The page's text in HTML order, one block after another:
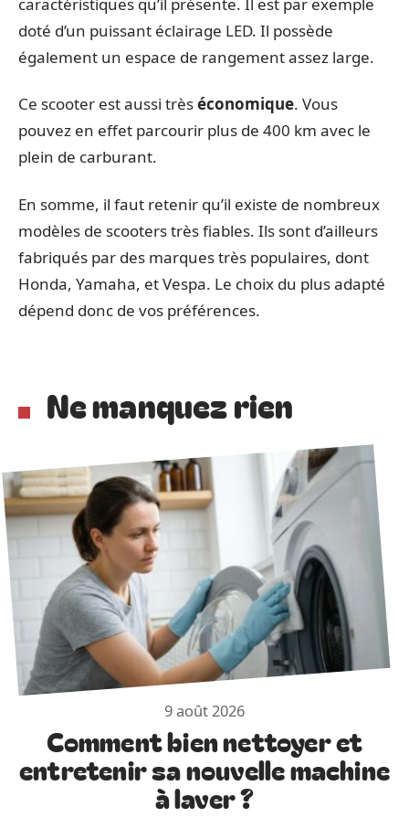
doté d’un puissant éclairage LED. Il possède
également un espace de rangement assez large.
Ce scooter est aussi trèséconomique. Vous
pouvez en effet parcourir plus de 400 km avec le
plein de carburant.
En somme, il faut retenir qu’il existe de nombreux
modèles de scooters très fiables. Ils sont d’ailleurs
fabriqués par des marques très populaires, dont
Honda, Yamaha, et Vespa. Le choix du plus adapté
dépend donc de vos préférences.
Ne manquez rien
9 août 2026
Comment bien nettoyer et
entretenir sa nouvelle machine
à laver ?